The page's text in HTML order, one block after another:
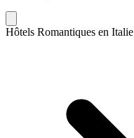
Hôtels Romantiques en Italie